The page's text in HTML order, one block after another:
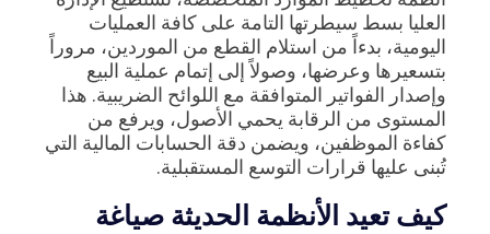
العليا بسط سيطرتها التامة على كافة العمليات
اليومية، بدءاً من استلام القطع من الموردين، مروراً
بتسعيرها وعرضها، وصولاً إلى إتمام عملية البيع
وإصدار الفواتير المتوافقة مع اللوائح الضريبية. هذا
المستوى من الرقابة يحمي الأصول، ويرفع من
كفاءة الموظفين، ويضمن دقة الحسابات المالية التي
تُبنى عليها قرارات التوسع المستقبلية.
كيف تعيد الأنظمة الحديثة صياغة